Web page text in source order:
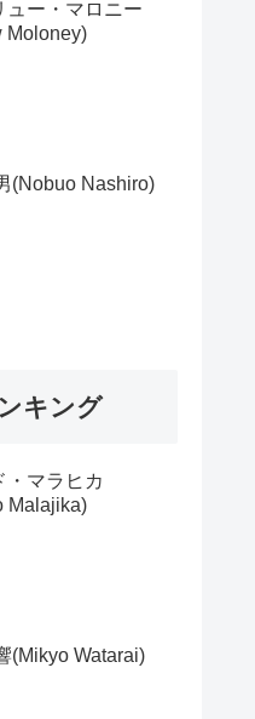
ュー・マロニー
Moloney)
(Nobuo Nashiro)
キング
・マラヒカ
Malajika)
(Mikyo Watarai)